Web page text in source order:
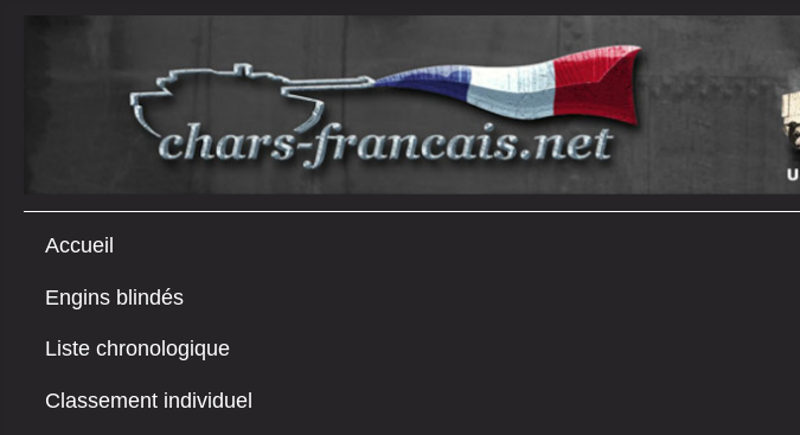
Accueil
Engins blindés
Liste chronologique
Classement individuel